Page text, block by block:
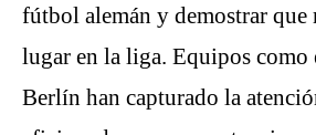
fútbol alemán y demostrar que
lugar en la liga. Equipos
Berlín han capturado la